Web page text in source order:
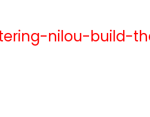
nilou-build-